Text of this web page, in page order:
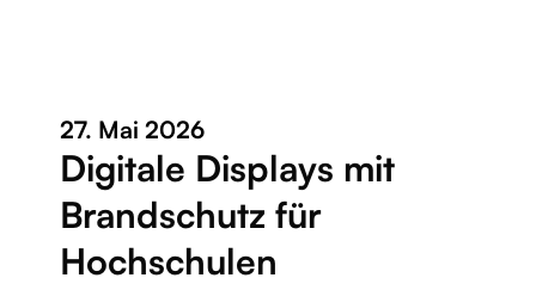
27. Mai 2026
Digitale Displays mit
Brandschutz für
Hochschulen